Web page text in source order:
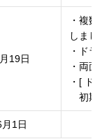
19日
・複
しまし
・ド
・両
・[ ド
初期
1日